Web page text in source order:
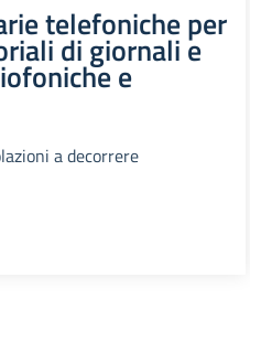
telefoniche per
di giornali e
e
a decorrere